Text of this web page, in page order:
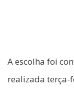
A escolha foi
realizada terça-